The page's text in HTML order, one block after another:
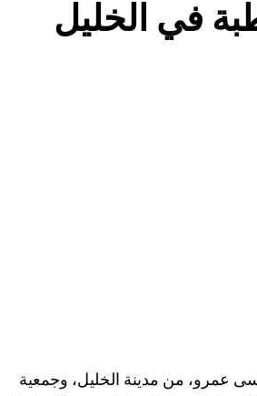
في الخليل
عمرو، من مدينة الخليل، وجمعية